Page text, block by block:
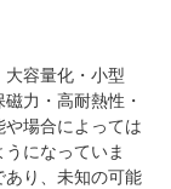
容量化・小型
力・高耐熱性・
場合によっては
になっていま
り、未知の可能